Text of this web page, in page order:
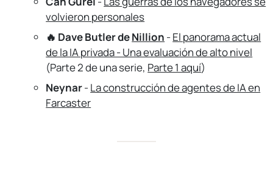
volvieron personales
🔥 Dave Butler deNillion -El panorama actual
de la IA privada - Una evaluación de alto nivel
(Parte 2 de una serie, Parte 1 aquí)
Neynar-La construcción de agentes de IA en
Farcaster